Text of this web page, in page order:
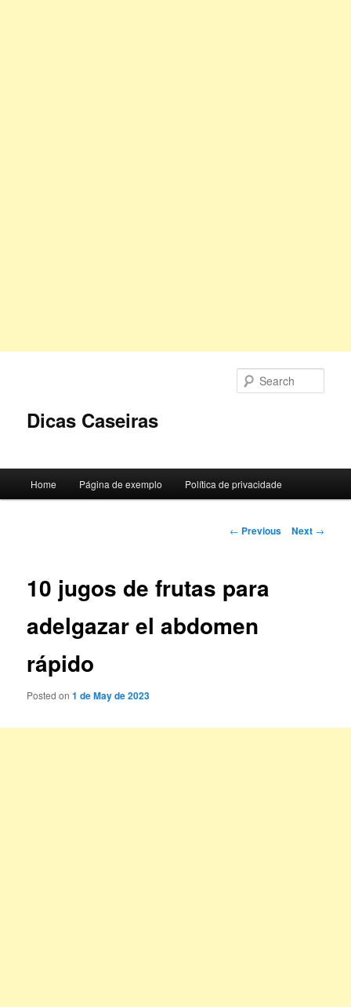
Dicas Caseiras
Home Página de exemplo Política de privacidade
Post
← Previous Next →
10 jugos de frutas para
adelgazar el abdomen
rápido
Posted on1 de May de 2023